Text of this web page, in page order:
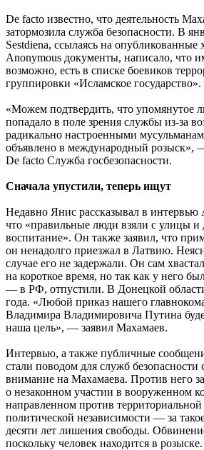
De facto известно, что деятельность
затормозила служба безопасности. В
Sestdiena, ссылаясь на опубликованные
Anonymous документы, написало, что
возможно, есть в списке боевиков
группировки «Исламское государство».
«Можем подтвердить, что упомянутое
попадало в поле зрения службы из-за
радикально настроенными
объявлено в международный розыск»,
De facto Служба госбезопасности.
Сначала упустили, теперь ищут
Недавно Янис рассказывал в интервью
что «правильные люди взяли с улицы и
воспитание». Он также заявил, что
он ненадолго приезжал в Латвию.
случае его не задержали. Он сам
на короткое время, но так как у него
— в РФ, отпустили. В Донецкой
года. «Любой приказ нашего
Владимира Владимировича Путина
наша цель», — заявил Махамаев.
Интервью, а также публичные
стали поводом для служб безопасности
внимание на Махамаева. Против него
о незаконном участии в вооруженном
направленном против
политической независимости — за
десяти лет лишения свободы.
поскольку человек находится в розыске.